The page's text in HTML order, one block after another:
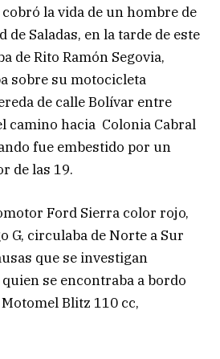
la vida de un hombre de
de Saladas, en la tarde de este
de Rito Ramón Segovia,
sobre su motocicleta
de calle Bolívar entre
camino hacia Colonia Cabral
fue embestido por un
de las 19.
Ford Sierra color rojo,
G, circulaba de Norte a Sur
que se investigan
se encontraba a bordo
Blitz 110 cc,